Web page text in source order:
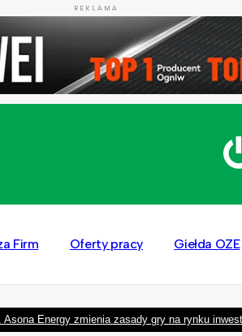
REKLAMA
Firm Oferty pracy Giełda OZE
Energy zmienia zasady gry na rynku